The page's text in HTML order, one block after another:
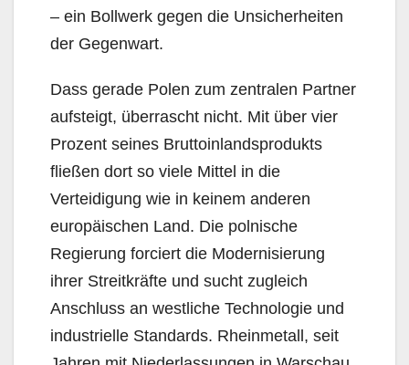
– ein Bollwerk gegen die Unsicherheiten
der Gegenwart.
Dass gerade Polen zum zentralen Partner
aufsteigt, überrascht nicht. Mit über vier
Prozent seines Bruttoinlandsprodukts
fließen dort so viele Mittel in die
Verteidigung wie in keinem anderen
europäischen Land. Die polnische
Regierung forciert die Modernisierung
ihrer Streitkräfte und sucht zugleich
Anschluss an westliche Technologie und
industrielle Standards. Rheinmetall, seit